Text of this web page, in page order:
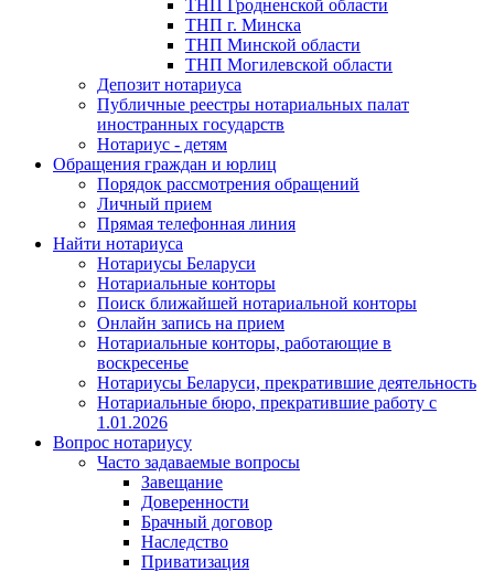
ТНП Гродненской области
ТНП г. Минска
ТНП Минской области
ТНП Могилевской области
Депозит нотариуса
Публичные реестры нотариальных палат
иностранных государств
Нотариус - детям
Обращения граждан и юрлиц
Порядок рассмотрения обращений
Личный прием
Прямая телефонная линия
Найти нотариуса
Нотариусы Беларуси
Нотариальные конторы
Поиск ближайшей нотариальной конторы
Онлайн запись на прием
Нотариальные конторы, работающие в
воскресенье
Нотариусы Беларуси, прекратившие деятельность
Нотариальные бюро, прекратившие работу с
1.01.2026
Вопрос нотариусу
Часто задаваемые вопросы
Завещание
Доверенности
Брачный договор
Наследство
Приватизация